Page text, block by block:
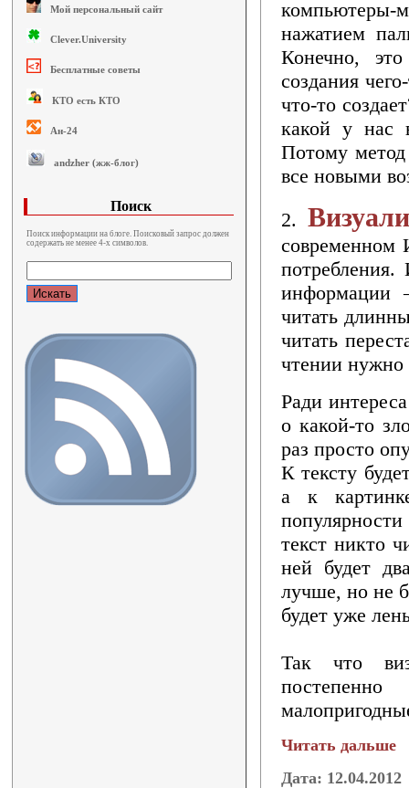
Мой персональный сайт
Clever.University
Бесплатные советы
КТО есть КТО
Ан-24
andzher (жж-блог)
Поиск
Поиск информации на блоге. Поисковый запрос должен
содержать не менее 4-х символов.
компьютеры-
нажатием
Конечно, это
создания
что-то
какой у нас
Потому метод
все новыми
2.
современном
потребления.
информации
читать
читать
чтении нужно
Ради
о какой-то
раз просто
К тексту
а к
текст никто
ней будет
лучше, но не
будет уже
Так что
Читать дальше
Дата: 12.04.2012